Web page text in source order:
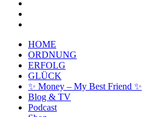
Close
Menu
HOME
ORDNUNG
ERFOLG
GLÜCK
✨ Money – My Best Friend ✨
Blog & TV
Podcast